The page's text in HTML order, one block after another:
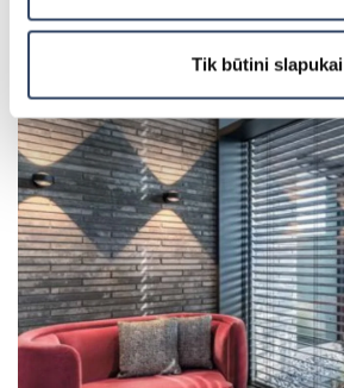
Tik būtini slapukai
Fasado žaliuzės